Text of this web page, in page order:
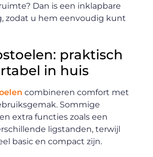
Dan is een inklapbare
zodat u hem eenvoudig kunt
praktisch
in huis
combineren comfort met
Sommige
extra functies zoals een
ligstanden, terwijl
basic en compact zijn.